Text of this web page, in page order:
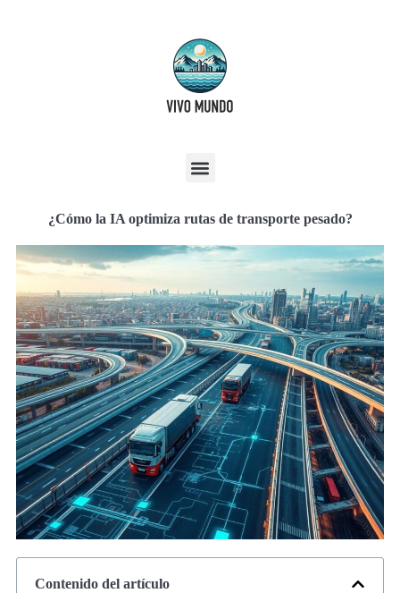
¿Cómo la IA optimiza rutas de transporte pesado?
Contenido del artículo